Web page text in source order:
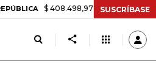
$ 408.498,97 +$ 8.753,81 +2,19%
SUSCRÍBASE